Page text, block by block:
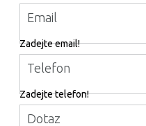
Email
Zadejte email!
Telefon
Zadejte telefon!
Dotaz